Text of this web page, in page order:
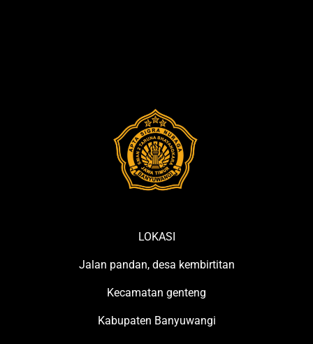
LOKASI
Jalan pandan, desa kembirtitan
Kecamatan genteng
Kabupaten Banyuwangi